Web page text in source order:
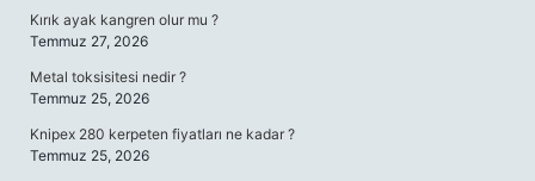
Kırık ayak kangren olur mu ?
Temmuz 27, 2026
Metal toksisitesi nedir ?
Temmuz 25, 2026
Knipex 280 kerpeten fiyatları ne kadar ?
Temmuz 25, 2026